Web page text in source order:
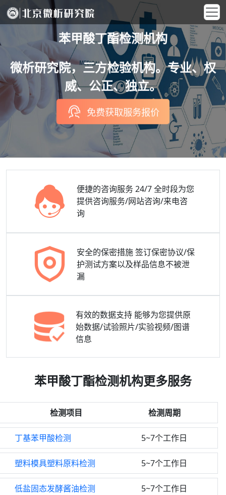
苯甲酸丁酯检测机构
微析研究院，三方检验机构。专业、权
威、公正、独立。
免费获取服务报价
便捷的咨询服务24/7 全时段为您
提供咨询服务/网站咨询/来电咨
询
安全的保密措施 签订保密协议/保
护测试方案以及样品信息不被泄
漏
有效的数据支持 能够为您提供原
始数据/试验照片/实验视频/图谱
信息
苯甲酸丁酯检测机构更多服务
检测项目 检测周期
丁基苯甲酸检测 5~7个工作日
塑料模具塑料原料检测 5~7个工作日
低盐固态发酵酱油检测 5~7个工作日